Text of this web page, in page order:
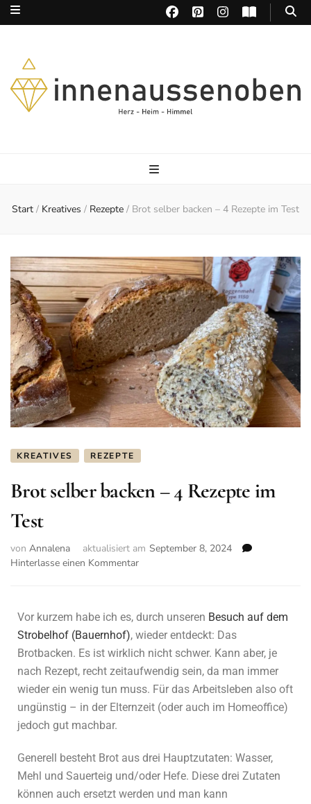
Start / Kreatives / Rezepte / Brot selber backen – 4 Rezepte im Test
KREATIVES REZEPTE
Brot selber backen – 4 Rezepte im
Test
von Annalena aktualisiert am September 8, 2024
Hinterlasse einen Kommentar
Vor kurzem habe ich es, durch unseren Besuch auf dem
Strobelhof (Bauernhof), wieder entdeckt: Das
Brotbacken. Es ist wirklich nicht schwer. Kann aber, je
nach Rezept, recht zeitaufwendig sein, da man immer
wieder ein wenig tun muss. Für das Arbeitsleben also oft
ungünstig – in der Elternzeit (oder auch im Homeoffice)
jedoch gut machbar.
Generell besteht Brot aus drei Hauptzutaten: Wasser,
Mehl und Sauerteig und/oder Hefe. Diese drei Zutaten
können auch ersetzt werden und man kann